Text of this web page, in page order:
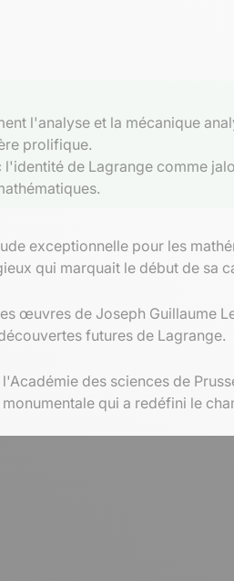
l'analyse et la mécanique
prolifique.
de Lagrange comme
exceptionnelle pour les
qui marquait le début de sa
œuvres de Joseph Guillaume
futures de Lagrange.
des sciences de
qui a redéfini le